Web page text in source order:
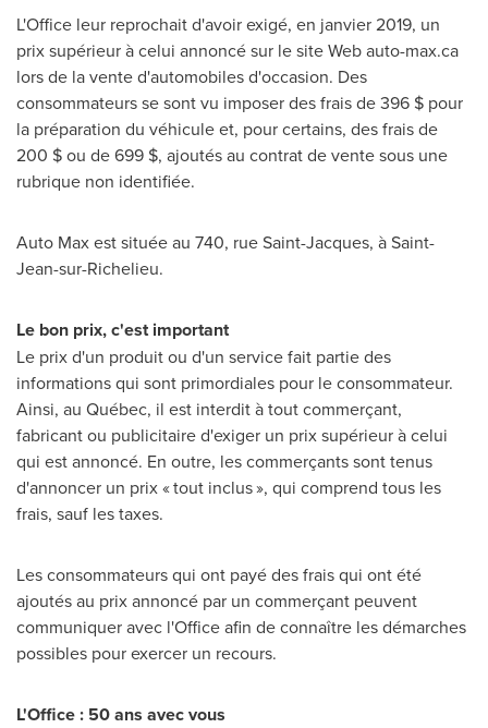
L'Office leur reprochait d'avoir exigé, en janvier 2019, un
prix supérieur à celui annoncé sur le site Web auto-max.ca
lors de la vente d'automobiles d'occasion. Des
consommateurs se sont vu imposer des frais de 396 $ pour
la préparation du véhicule et, pour certains, des frais de
200 $ ou de 699 $, ajoutés au contrat de vente sous une
rubrique non identifiée.
Auto Max est située au 740, rueSaint-Jacques, àSaint-
Jean-sur-Richelieu.
Le bon prix, c'est important
Le prix d'un produit ou d'un service fait partie des
informations qui sont primordiales pour le consommateur.
Ainsi, au Québec, il est interdit à tout commerçant,
fabricant ou publicitaire d'exiger un prix supérieur à celui
qui est annoncé. En outre, les commerçants sont tenus
d'annoncer un prix « tout inclus », qui comprend tous les
frais, sauf les taxes.
Les consommateurs qui ont payé des frais qui ont été
ajoutés au prix annoncé par un commerçant peuvent
communiquer avec l'Office afin de connaître les démarches
possibles pour exercer un recours.
L'Office : 50 ans avec vous